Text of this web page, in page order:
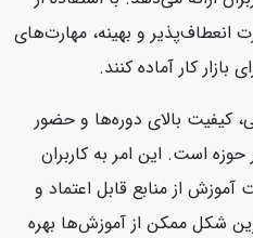
انعطاف‌پذیر و بهینه، مهارت‌های
کار آماده کنند.
کیفیت بالای دوره‌ها و حضور
است. این امر به کاربران
از منابع قابل اعتماد و
شکل ممکن از آموزش‌ها بهره